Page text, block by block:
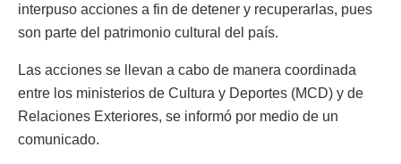
interpuso acciones a fin de detener y recuperarlas, pues
son parte del patrimonio cultural del país.
Las acciones se llevan a cabo de manera coordinada
entre los ministerios de Cultura y Deportes (MCD) y de
Relaciones Exteriores, se informó por medio de un
comunicado.